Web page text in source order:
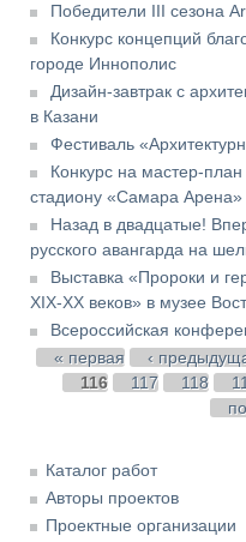
Победители III сезона
Конкурс концепций
городе Иннополис
Дизайн-завтрак с
в Казани
Фестиваль
Конкурс на мастер-
стадиону «Самара Арена»
Назад в двадцатые!
русского авангарда на
Выставка «Пророки и
XIX-XX веков» в музее
Всероссийская
Страницы
« первая ‹
116
117 118
Каталог работ
Авторы проектов
Проектные организации